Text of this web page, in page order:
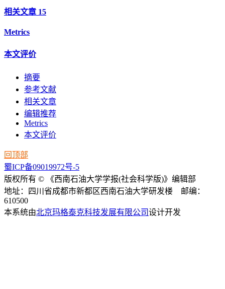
相关文章 15
Metrics
本文评价
摘要
参考文献
相关文章
编辑推荐
Metrics
本文评价
回顶部
蜀ICP备09019972号-5
版权所有 © 《西南石油大学学报(社会科学版)》编辑部
地址：四川省成都市新都区西南石油大学研发楼 邮编：
610500
本系统由北京玛格泰克科技发展有限公司设计开发